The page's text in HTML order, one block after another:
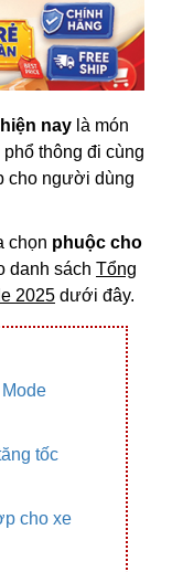
nay là món
thông đi cùng
cho người dùng
chọn phuộc cho
danh sách Tổng
2025 dưới đây.
tốc
cho xe